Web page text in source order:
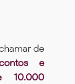
de
e
10.000